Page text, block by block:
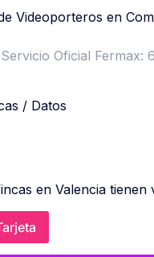
Videoporteros en
Oficial Fermax:
/ Datos
en Valencia tienen